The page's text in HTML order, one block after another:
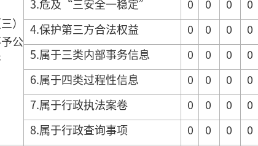
）
公
3.危及“三安全一稳定”
0 0 0 0
4.保护第三方合法权益
0 0 0 0
5.属于三类内部事务信息
0 0 0 0
6.属于四类过程性信息
0 0 0 0
7.属于行政执法案卷
0 0 0 0
8.属于行政查询事项
0 0 0 0